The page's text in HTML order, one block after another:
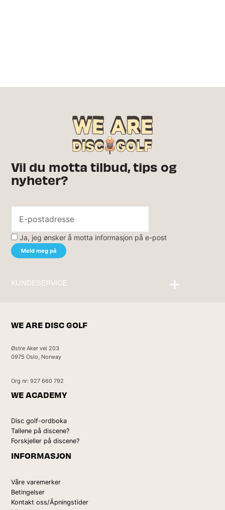
Vil du motta tilbud, tips og
nyheter?
Ja, jeg ønsker å motta informasjon på e-post
KUNDESERVICE
WE ARE DISC GOLF
Østre Aker vei 203
0975 Oslo, Norway
Org nr: 927 660 792
WE ACADEMY
Disc golf-ordboka
Tallene på discene?
Forskjeller på discene?
INFORMASJON
Våre varemerker
Betingelser
Kontakt oss/Åpningstider